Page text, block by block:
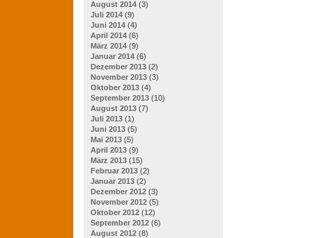
August 2014 (3)
Juli 2014 (9)
Juni 2014 (4)
April 2014 (6)
März 2014 (9)
Januar 2014 (6)
Dezember 2013 (2)
November 2013 (3)
Oktober 2013 (4)
September 2013 (10)
August 2013 (7)
Juli 2013 (1)
Juni 2013 (5)
Mai 2013 (5)
April 2013 (9)
März 2013 (15)
Februar 2013 (2)
Januar 2013 (2)
Dezember 2012 (3)
November 2012 (5)
Oktober 2012 (12)
September 2012 (6)
August 2012 (8)